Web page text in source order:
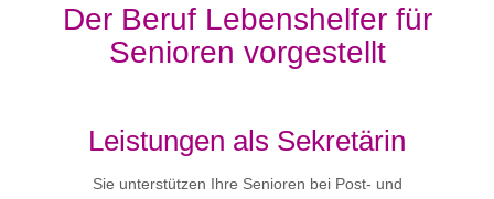
Der Beruf Lebenshelfer für
Senioren vorgestellt
Leistungen als Sekretärin
Sie unterstützen Ihre Senioren bei Post- und